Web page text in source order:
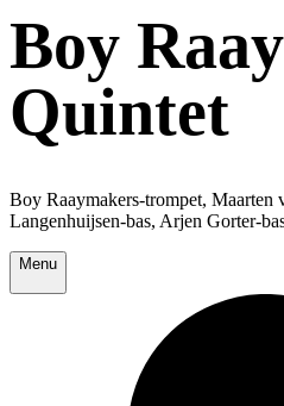
Boy
Quintet
Boy Raaymakers-trompet, Maarten
Langenhuijsen-bas, Arjen Gorter-
Menu